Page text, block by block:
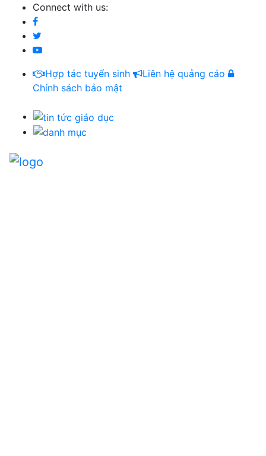
Connect with us:
Hợp tác tuyển sinh
Liên hệ quảng cáo
Chính sách bảo mật